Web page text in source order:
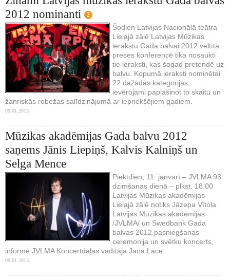
2012 nominanti
2
Šodien Latvijas Nacionālā teātra
Lielajā zālē Latvijas Mūzikas
ierakstu Gada balvai 2012 veltītā
preses konferencē tika nosaukti
tie ieraksti, kas šogad pretendē uz
balvu. Kopumā ieraksti nominētai
22 dažādās kategorijās,
ievērojami paplašinot to skaitu un
žanriskās robežas salīdzinājumā ar iepriekšējiem gadiem.
09.01.2013.
Mūzikas akadēmijas Gada balvu 2012
saņems Jānis Liepiņš, Kalvis Kalniņš un
Selga Mence
Piektdien, 11. janvārī – JVLMA 93.
dzimšanas dienā – plkst. 18.00
Latvijas Mūzikas akadēmijas
Lielajā zālē notiks Jāzepa Vītola
Latvijas Mūzikas akadēmijas
/JVLMA/ un Swedbank Gada
balvas 2012 pasniegšanas
ceremonija un svētku koncerts,
informē JVLMA Koncertdaļas vadītāja Jana Lāce.
09.01.2013.